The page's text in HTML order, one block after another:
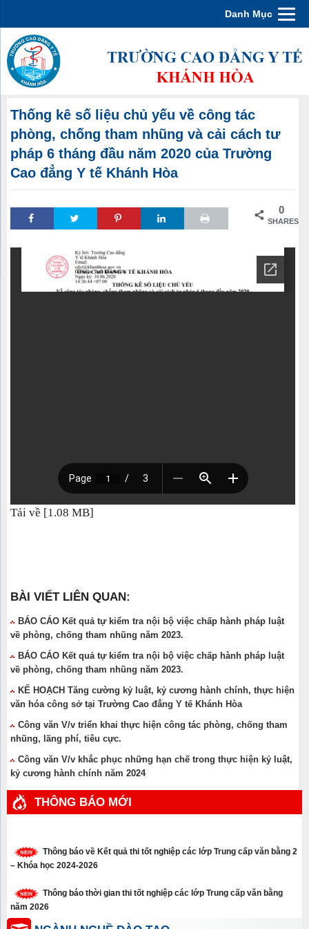
Danh Mục
Thống kê số liệu chủ yếu về công tác
phòng, chống tham nhũng và cải cách tư
pháp 6 tháng đầu năm 2020 của Trường
Cao đẳng Y tế Khánh Hòa
0
SHARES
Tải về [1.08 MB]
BÀI VIẾT LIÊN QUAN:
BÁO CÁO Kết quả tự kiểm tra nội bộ việc chấp hành pháp luật
về phòng, chống tham nhũng năm 2023.
BÁO CÁO Kết quả tự kiểm tra nội bộ việc chấp hành pháp luật
về phòng, chống tham nhũng năm 2023.
KẾ HOẠCH Tăng cường kỷ luật, kỷ cương hành chính, thực hiện
văn hóa công sở tại Trường Cao đẳng Y tế Khánh Hòa
Công văn V/v triển khai thực hiện công tác phòng, chống tham
nhũng, lãng phí, tiêu cực.
Công văn V/v khắc phục những hạn chế trong thực hiện kỷ luật,
kỷ cương hành chính năm 2024
THÔNG BÁO MỚI
Thông báo về Kết quả thi tốt nghiệp các lớp Trung cấp văn bằng 2
– Khóa học 2024-2026
Thông báo thời gian thi tốt nghiệp các lớp Trung cấp văn bằng
năm 2026